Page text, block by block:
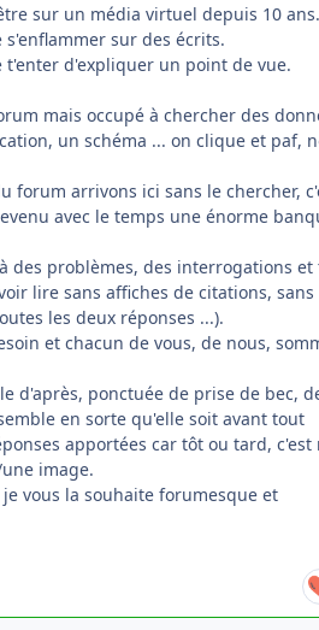
sur un média virtuel depuis 10 ans.
sur des écrits.
t'enter d'expliquer un point de vue.
mais occupé à chercher des
un schéma ... on clique et paf,
forum arrivons ici sans le chercher,
avec le temps une énorme
des problèmes, des interrogations et
lire sans affiches de citations, sans
les deux réponses ...).
et chacun de vous, de nous,
d'après, ponctuée de prise de bec,
en sorte qu'elle soit avant tout
apportées car tôt ou tard, c'est
image.
vous la souhaite forumesque et